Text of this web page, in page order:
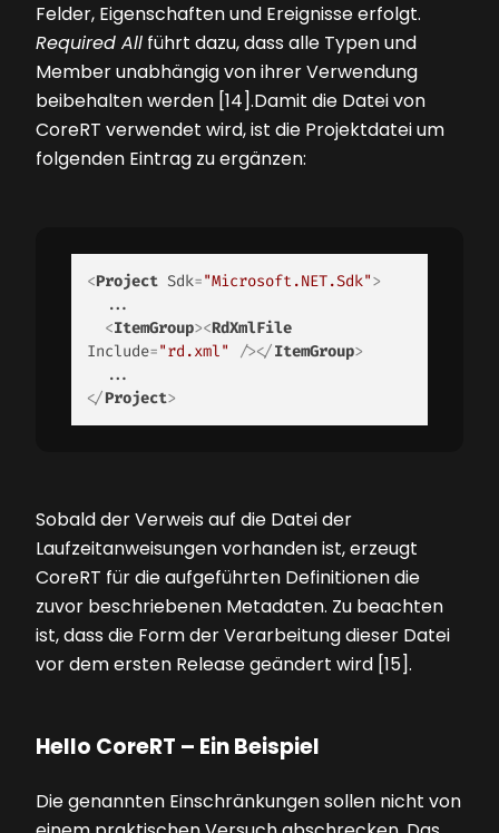
Felder, Eigenschaften und Ereignisse erfolgt.
Required All führt dazu, dass alle Typen und
Member unabhängig von ihrer Verwendung
beibehalten werden [14].Damit die Datei von
CoreRT verwendet wird, ist die Projektdatei um
folgenden Eintrag zu ergänzen:
<Project Sdk="Microsoft.NET.Sdk">
<ItemGroup><RdXmlFile
Include="rd.xml" /></ItemGroup>
</Project>
Sobald der Verweis auf die Datei der
Laufzeitanweisungen vorhanden ist, erzeugt
CoreRT für die aufgeführten Definitionen die
zuvor beschriebenen Metadaten. Zu beachten
ist, dass die Form der Verarbeitung dieser Datei
vor dem ersten Release geändert wird [15].
Hello CoreRT – Ein Beispiel
Die genannten Einschränkungen sollen nicht von